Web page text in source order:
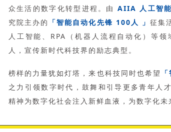
众生活的数字化转型进程。由 AIIA 人工智
究院主办的 「智能自动化先锋 100人 」征集
人工智能、RPA（机器人流程自动化）等
人，宣传新时代科技界的励志典型。
榜样的力量犹如灯塔，来也科技同时也希望
之力引领数字时代，鼓舞和引导更多青年人
精神为数字化社会注入新鲜血液，为数字化未